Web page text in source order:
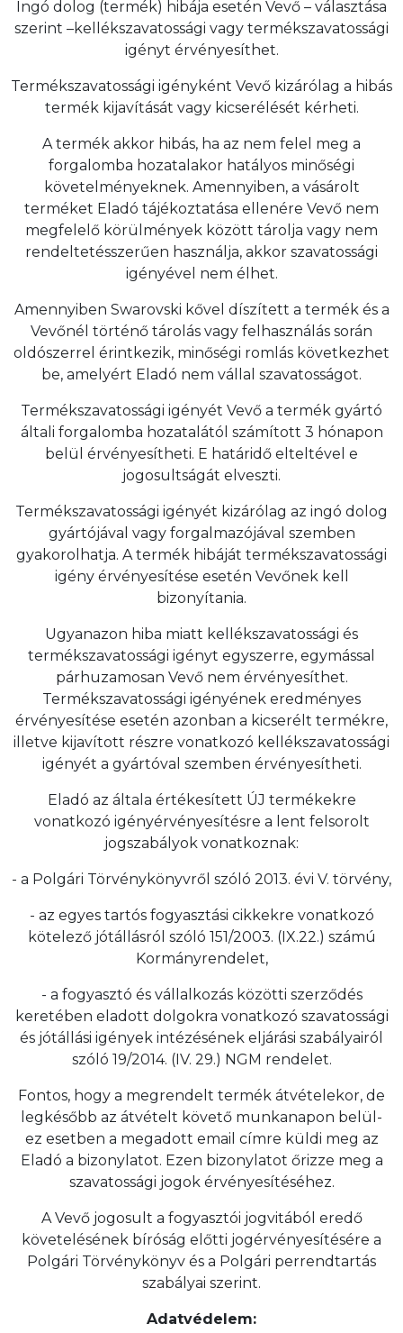
Ingó dolog (termék) hibája esetén Vevő – választása
szerint –kellékszavatossági vagy termékszavatossági
igényt érvényesíthet.
Termékszavatossági igényként Vevő kizárólag a hibás
termék kijavítását vagy kicserélését kérheti.
A termék akkor hibás, ha az nem felel meg a
forgalomba hozatalakor hatályos minőségi
követelményeknek. Amennyiben, a vásárolt
terméket Eladó tájékoztatása ellenére Vevő nem
megfelelő körülmények között tárolja vagy nem
rendeltetésszerűen használja, akkor szavatossági
igényével nem élhet.
Amennyiben Swarovski kővel díszített a termék és a
Vevőnél történő tárolás vagy felhasználás során
oldószerrel érintkezik, minőségi romlás következhet
be, amelyért Eladó nem vállal szavatosságot.
Termékszavatossági igényét Vevő a termék gyártó
általi forgalomba hozatalától számított 3 hónapon
belül érvényesítheti. E határidő elteltével e
jogosultságát elveszti.
Termékszavatossági igényét kizárólag az ingó dolog
gyártójával vagy forgalmazójával szemben
gyakorolhatja. A termék hibáját termékszavatossági
igény érvényesítése esetén Vevőnek kell
bizonyítania.
Ugyanazon hiba miatt kellékszavatossági és
termékszavatossági igényt egyszerre, egymással
párhuzamosan Vevő nem érvényesíthet.
Termékszavatossági igényének eredményes
érvényesítése esetén azonban a kicserélt termékre,
illetve kijavított részre vonatkozó kellékszavatossági
igényét a gyártóval szemben érvényesítheti.
Eladó az általa értékesített ÚJ termékekre
vonatkozó igényérvényesítésre a lent felsorolt
jogszabályok vonatkoznak:
- a Polgári Törvénykönyvről szóló 2013. évi V. törvény,
- az egyes tartós fogyasztási cikkekre vonatkozó
kötelező jótállásról szóló 151/2003. (IX.22.) számú
Kormányrendelet,
- a fogyasztó és vállalkozás közötti szerződés
keretében eladott dolgokra vonatkozó szavatossági
és jótállási igények intézésének eljárási szabályairól
szóló 19/2014. (IV. 29.) NGM rendelet.
Fontos, hogy a megrendelt termék átvételekor, de
legkésőbb az átvételt követő munkanapon belül-
ez esetben a megadott email címre küldi meg az
Eladó a bizonylatot. Ezen bizonylatot őrizze meg a
szavatossági jogok érvényesítéséhez.
A Vevő jogosult a fogyasztói jogvitából eredő
követelésének bíróság előtti jogérvényesítésére a
Polgári Törvénykönyv és a Polgári perrendtartás
szabályai szerint.
Adatvédelem: